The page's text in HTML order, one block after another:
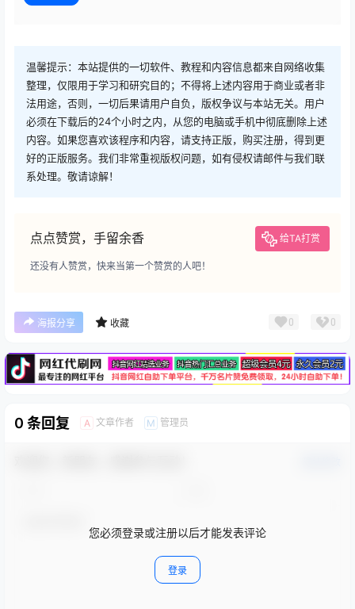
温馨提示：本站提供的一切软件、教程和内容信息都来自网络收集
整理，仅限用于学习和研究目的；不得将上述内容用于商业或者非
法用途，否则，一切后果请用户自负，版权争议与本站无关。用户
必须在下载后的24个小时之内，从您的电脑或手机中彻底删除上述
内容。如果您喜欢该程序和内容，请支持正版，购买注册，得到更
好的正版服务。我们非常重视版权问题，如有侵权请邮件与我们联
系处理。敬请谅解！
点点赞赏，手留余香 给TA打赏
还没有人赞赏，快来当第一个赞赏的人吧！
海报分享 收藏 0 0
广告
0 条回复 A 文章作者 M 管理员
您必须登录或注册以后才能发表评论
登录